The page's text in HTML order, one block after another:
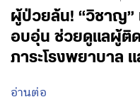
ผู้ป่วยล้น! “วิชาญ”
อบอุ่น ช่วยดูแลผู้ติด
ภาระโรงพยาบาล
อ่านต่อ